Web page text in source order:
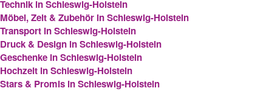
Technik in Schleswig-Holstein
Möbel, Zelt & Zubehör in Schleswig-Holstein
Transport in Schleswig-Holstein
Druck & Design in Schleswig-Holstein
Geschenke in Schleswig-Holstein
Hochzeit in Schleswig-Holstein
Stars & Promis in Schleswig-Holstein